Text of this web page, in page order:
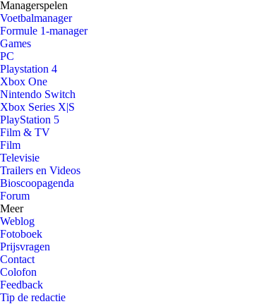
Managerspelen
Voetbalmanager
Formule 1-manager
Games
PC
Playstation 4
Xbox One
Nintendo Switch
Xbox Series X|S
PlayStation 5
Film & TV
Film
Televisie
Trailers en Videos
Bioscoopagenda
Forum
Meer
Weblog
Fotoboek
Prijsvragen
Contact
Colofon
Feedback
Tip de redactie